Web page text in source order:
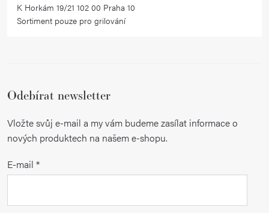
K Horkám 19/21 102 00 Praha 10
Sortiment pouze pro grilování
Odebírat newsletter
Vložte svůj e-mail a my vám budeme zasílat informace o
nových produktech na našem e-shopu.
E-mail